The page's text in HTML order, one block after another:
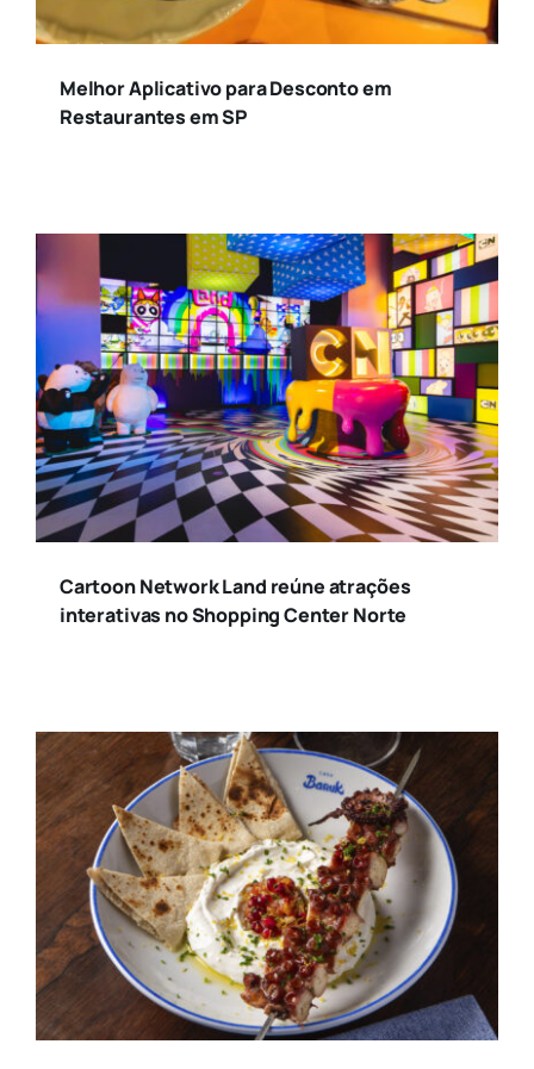
Melhor Aplicativo para Desconto em
Restaurantes em SP
Cartoon Network Land reúne atrações
interativas no Shopping Center Norte